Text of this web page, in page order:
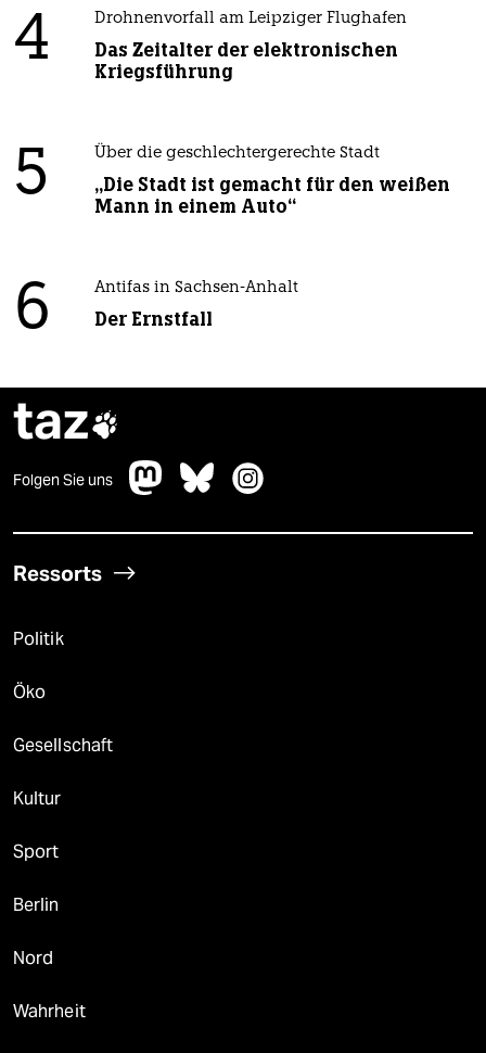
4 Drohnenvorfall am Leipziger Flughafen
Das Zeitalter der elektronischen
Kriegsführung
5 Über die geschlechtergerechte Stadt
„Die Stadt ist gemacht für den weißen
Mann in einem Auto“
6 Antifas in Sachsen-Anhalt
Der Ernstfall
taz
Folgen Sie uns
Ressorts
Politik
Öko
Gesellschaft
Kultur
Sport
Berlin
Nord
Wahrheit